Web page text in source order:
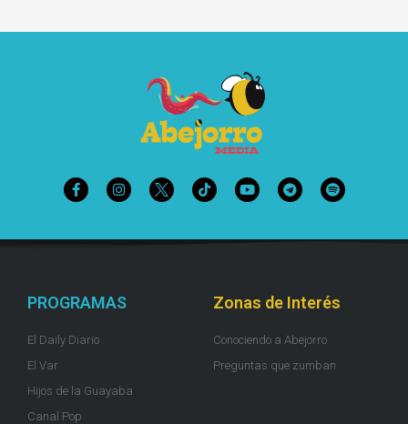
PROGRAMAS
El Daily Diario
El Var
Hijos de la Guayaba
Canal Pop
Zonas de Interés
Conociendo a Abejorro
Preguntas que zumban